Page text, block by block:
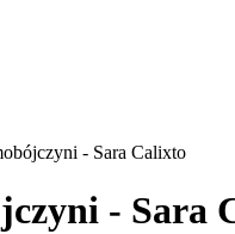
- Sara Calixto
- Sara